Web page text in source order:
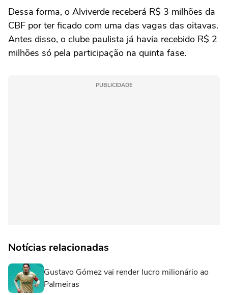
Dessa forma, o Alviverde receberá R$ 3 milhões da
CBF por ter ficado com uma das vagas das oitavas.
Antes disso, o clube paulista já havia recebido R$ 2
milhões só pela participação na quinta fase.
PUBLICIDADE
Notícias relacionadas
Gustavo Gómez vai render lucro milionário ao
Palmeiras